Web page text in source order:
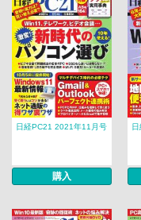
日経PC21 2021年11月号
購入